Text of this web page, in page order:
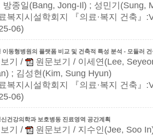
방종일(Bang, Jong-Il) ; 성민기(Sung,
복지시설학회지 『의료·복지 건축』
06)
이동형병원의 플랫폼 비교 및 건축적 특성 분석 - 모듈러
기 / 원문보기
/ 이세연(Lee,
; 김성현(Kim, Sung Hyun)
복지시설학회지 『의료·복지 건축』
06)
건강의학과 보호병동 진료영역 공간계획
기 / 원문보기
/ 지수인(Jee, Soo